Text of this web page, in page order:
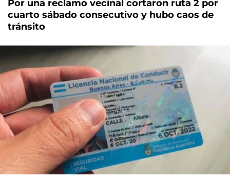
Por una reclamo vecinal cortaron ruta 2 por
cuarto sábado consecutivo y hubo caos de
tránsito